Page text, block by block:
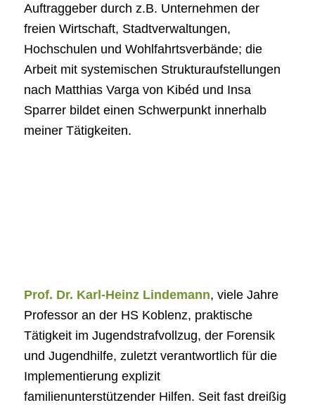
Auftraggeber durch z.B. Unternehmen der
freien Wirtschaft, Stadtverwaltungen,
Hochschulen und Wohlfahrtsverbände; die
Arbeit mit systemischen Strukturaufstellungen
nach Matthias Varga von Kibéd und Insa
Sparrer bildet einen Schwerpunkt innerhalb
meiner Tätigkeiten.
Prof. Dr. Karl-Heinz Lindemann, viele Jahre
Professor an der HS Koblenz, praktische
Tätigkeit im Jugendstrafvollzug, der Forensik
und Jugendhilfe, zuletzt verantwortlich für die
Implementierung explizit
familienunterstützender Hilfen. Seit fast dreißig